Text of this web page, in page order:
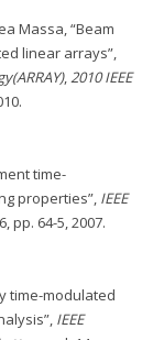
Massa, “Beam
linear arrays”,
,2010 IEEE
time-
properties”, IEEE
pp. 64-5, 2007.
time-modulated
IEEE